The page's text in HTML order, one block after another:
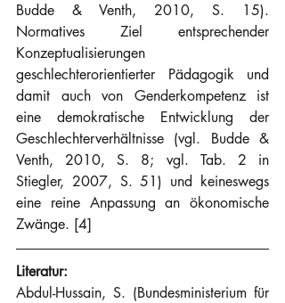
Budde & Venth, 2010, S. 15).
Normatives Ziel entsprechender
Konzeptualisierungen
geschlechterorientierter Pädagogik und
damit auch von Genderkompetenz ist
eine demokratische Entwicklung der
Geschlechterverhältnisse (vgl. Budde &
Venth, 2010, S. 8; vgl. Tab. 2 in
Stiegler, 2007, S. 51) und keineswegs
eine reine Anpassung an ökonomische
Zwänge. [4]
Literatur:
Abdul-Hussain, S. (Bundesministerium für